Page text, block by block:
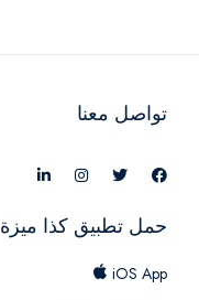
تواصل معنا
حمل تطبيق كذا ميزة
iOS App